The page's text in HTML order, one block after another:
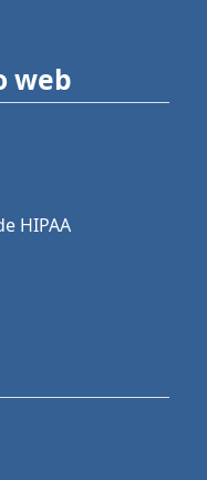
web
HIPAA